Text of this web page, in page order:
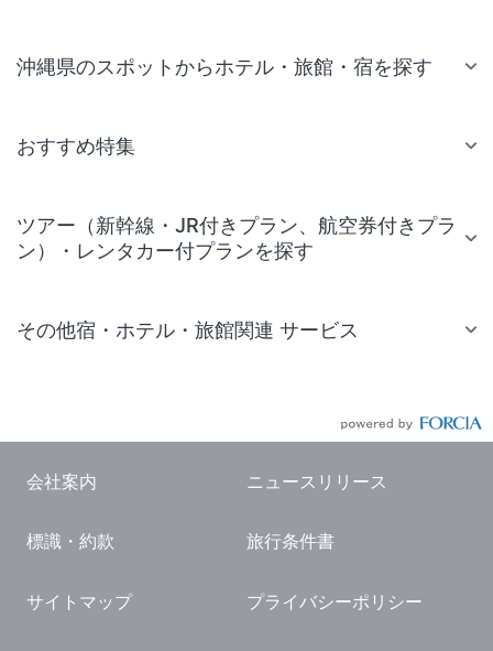
沖縄県のスポットからホテル・旅館・宿を探す
おすすめ特集
ツアー（新幹線・JR付きプラン、航空券付きプラ
ン）・レンタカー付プランを探す
その他宿・ホテル・旅館関連 サービス
国内観光ガイド
旅行・観光情報
会社案内 ニュースリリース
標識・約款 旅行条件書
サイトマップ プライバシーポリシー